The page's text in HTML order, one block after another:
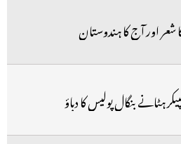
شعر اور آج کا ہندوستان
ہٹانے بنگال پولیس کا دباؤ